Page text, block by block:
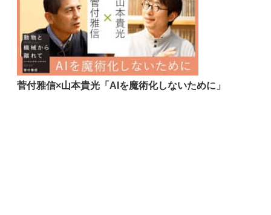
菅付雅信×山本貴光「AIを魔術化しないために」